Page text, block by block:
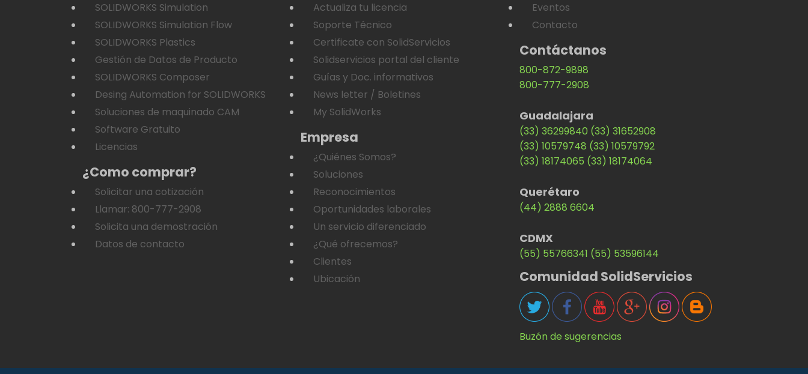
SOLIDWORKS Simulation
SOLIDWORKS Simulation Flow
SOLIDWORKS Plastics
Gestión de Datos de Producto
SOLIDWORKS Composer
Desing Automation for SOLIDWORKS
Soluciones de maquinado CAM
Software Gratuito
Licencias
¿Como comprar?
Solicitar una cotización
Llamar: 800-777-2908
Solicita una demostración
Datos de contacto
Actualiza tu licencia
Soporte Técnico
Certificate con SolidServicios
Solidservicios portal del cliente
Guías y Doc. informativos
News letter / Boletines
My SolidWorks
Empresa
¿Quiénes Somos?
Soluciones
Reconocimientos
Oportunidades laborales
Un servicio diferenciado
¿Qué ofrecemos?
Clientes
Ubicación
Eventos
Contacto
Contáctanos
800-872-9898
800-777-2908
Guadalajara
(33) 36299840 (33) 31652908
(33) 10579748 (33) 10579792
(33) 18174065 (33) 18174064
Querétaro
(44) 2888 6604
CDMX
(55) 55766341 (55) 53596144
Comunidad SolidServicios
Buzón de sugerencias